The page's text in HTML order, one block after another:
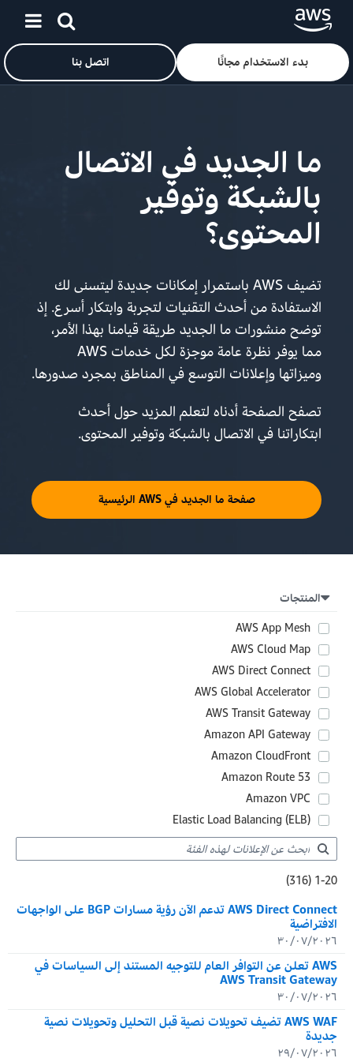
بدء الاستخدام مجانًا اتصل بنا
ما الجديد في الاتصال
بالشبكة وتوفير
المحتوى؟
تضيف AWS باستمرار إمكانات جديدة ليتسنى لك
الاستفادة من أحدث التقنيات لتجربة وابتكار أسرع. إذ
توضح منشورات ما الجديد طريقة قيامنا بهذا الأمر،
مما يوفر نظرة عامة موجزة لكل خدمات AWS
وميزاتها وإعلانات التوسع في المناطق بمجرد صدورها.
تصفح الصفحة أدناه لتعلم المزيد حول أحدث
ابتكاراتنا في الاتصال بالشبكة وتوفير المحتوى.
صفحة ما الجديد في AWS الرئيسية
المنتجات
AWS App Mesh
AWS Cloud Map
AWS Direct Connect
AWS Global Accelerator
AWS Transit Gateway
Amazon API Gateway
Amazon CloudFront
Amazon Route 53
Amazon VPC
Elastic Load Balancing (ELB)
1-20 (316)
20-1 :Showing results
AWS Direct Connect تدعم الآن رؤية مسارات BGP على الواجهات
الافتراضية
٣٠/٠٧/٢٠٢٦
AWS تعلن عن التوافر العام للتوجيه المستند إلى السياسات في
AWS Transit Gateway
٣٠/٠٧/٢٠٢٦
AWS WAF تضيف تحويلات نصية قبل التحليل وتحويلات نصية
جديدة
٢٩/٠٧/٢٠٢٦